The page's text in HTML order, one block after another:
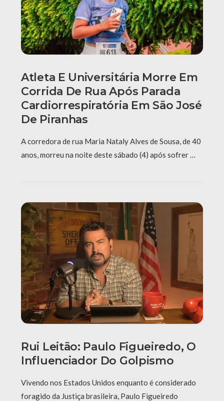
Atleta E Universitária Morre Em
Corrida De Rua Após Parada
Cardiorrespiratória Em São José
De Piranhas
A corredora de rua Maria Nataly Alves de Sousa, de 40
anos, morreu na noite deste sábado (4) após sofrer …
Rui Leitão: Paulo Figueiredo, O
Influenciador Do Golpismo
Vivendo nos Estados Unidos enquanto é considerado
foragido da Justiça brasileira, Paulo Figueiredo